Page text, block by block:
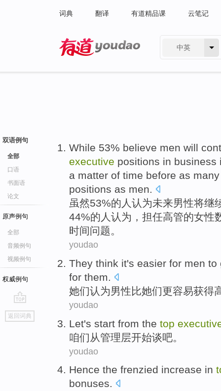
词典 翻译 有道精品课 云笔记
中英
双语例句
全部
口语
书面语
论文
原声例句
全部
音频例句
视频例句
权威例句
go
top
返回词典
While 53% believe men will
executive positions in
a matter of time before as many
positions as men.
虽然53%的 人 认为未来男性将继
44%的人 认为 ，担任高管的女性
时间问题。
youdao
They think it's easier for men to
for them.
她们认为男性比她们更容易获得
youdao
Let's start from the top
咱们 从管理层开始谈吧。
youdao
Hence the frenzied increase in
bonuses.